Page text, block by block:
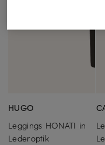
HUGO
Leggings HONATI in
Lederoptik